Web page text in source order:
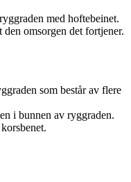
med hoftebeinet.
omsorgen det fortjener.
som består av flere
i bunnen av ryggraden.